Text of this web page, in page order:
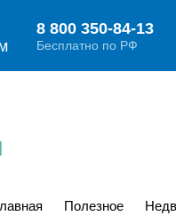
Полезное